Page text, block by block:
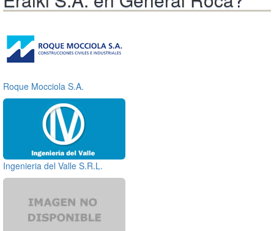
Roque Mocciola S.A.
Ingenieria del Valle S.R.L.